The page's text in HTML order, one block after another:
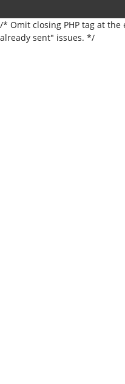
/* Omit closing PHP tag at the
already sent" issues. */